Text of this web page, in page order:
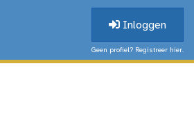
Inloggen
Geen profiel? Registreer hier.